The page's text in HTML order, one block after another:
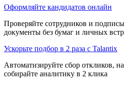
Оформляйте кандидатов онлайн
Проверяйте сотрудников и
документы без бумаг и личных
Ускорьте подбор в 2 раза с Talantix
Автоматизируйте сбор откликов,
собирайте аналитику в 2 клика